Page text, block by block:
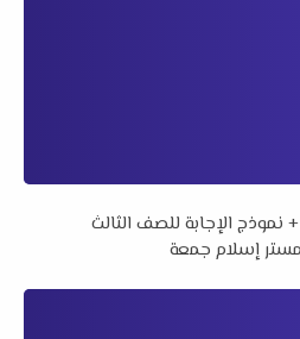
+ نموذج الإجابة للصف الثالث